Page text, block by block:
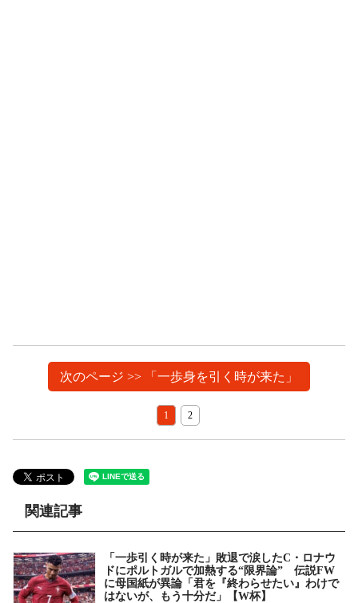
次のページ >> 「一歩身を引く時が来た」
1 2
関連記事
「一歩引く時が来た」敗退で涙したC・ロナウ
ドにポルトガルで加熱する“限界論” 伝説FW
に母国紙が異論「君を『終わらせたい』わけで
はないが、もう十分だ」【W杯】